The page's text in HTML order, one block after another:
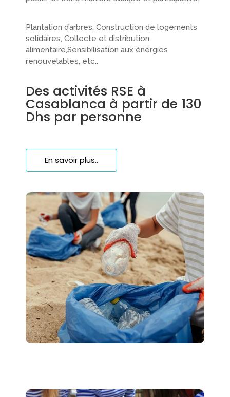
Plantation d’arbres, Construction de logements
solidaires, Collecte et distribution
alimentaire,Sensibilisation aux énergies
renouvelables, etc..
Des activités RSE à
Casablanca à partir de 130
Dhs par personne​​​
En savoir plus..